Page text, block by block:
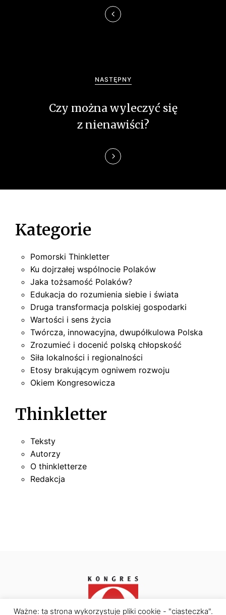
NASTĘPNY
Czy można wyleczyć się
z nienawiści?
Kategorie
Pomorski Thinkletter
Ku dojrzałej wspólnocie Polaków
Jaka tożsamość Polaków?
Edukacja do rozumienia siebie i świata
Druga transformacja polskiej gospodarki
Wartości i sens życia
Twórcza, innowacyjna, dwupółkulowa Polska
Zrozumieć i docenić polską chłopskość
Siła lokalności i regionalności
Etosy brakującym ogniwem rozwoju
Okiem Kongresowicza
Thinkletter
Teksty
Autorzy
O thinkletterze
Redakcja
Ważne: ta strona wykorzystuje pliki cookie - "ciasteczka".